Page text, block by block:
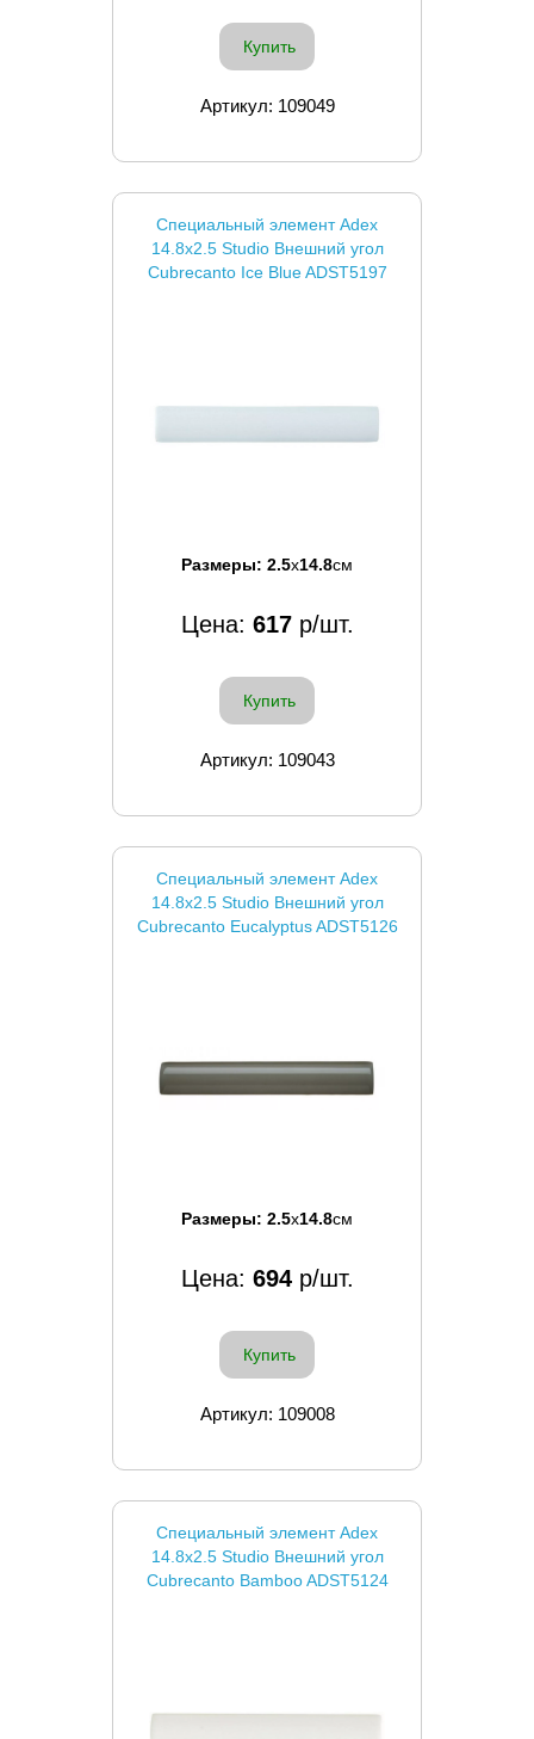
Купить
Артикул: 109049
Специальный элемент Adex
14.8x2.5 Studio Внешний угол
Cubrecanto Ice Blue ADST5197
Размеры: 2.5x14.8см
Цена: 617р/шт.
Купить
Артикул: 109043
Специальный элемент Adex
14.8x2.5 Studio Внешний угол
Cubrecanto Eucalyptus ADST5126
Размеры: 2.5x14.8см
Цена: 694р/шт.
Купить
Артикул: 109008
Специальный элемент Adex
14.8x2.5 Studio Внешний угол
Cubrecanto Bamboo ADST5124